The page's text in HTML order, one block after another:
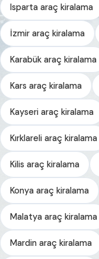
Isparta araç kiralama
İzmir araç kiralama
Karabük araç kiralama
Kars araç kiralama
Kayseri araç kiralama
Kırklareli araç kiralama
Kilis araç kiralama
Konya araç kiralama
Malatya araç kiralama
Mardin araç kiralama